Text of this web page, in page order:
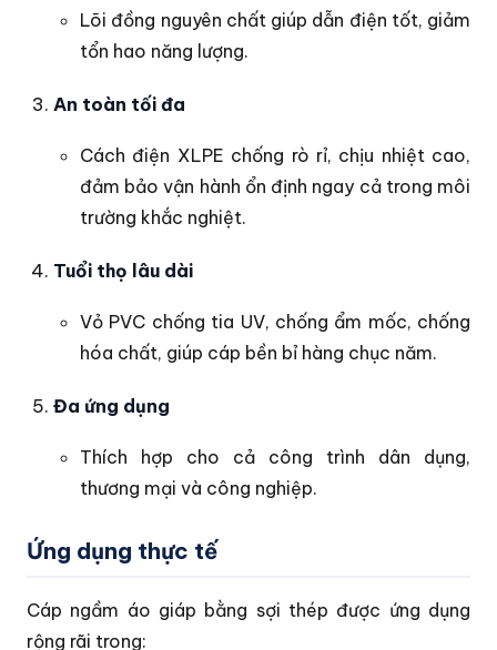
Lõi đồng nguyên chất giúp dẫn điện tốt, giảm
tổn hao năng lượng.
An toàn tối đa
Cách điện XLPE chống rò rỉ, chịu nhiệt cao,
đảm bảo vận hành ổn định ngay cả trong môi
trường khắc nghiệt.
Tuổi thọ lâu dài
Vỏ PVC chống tia UV, chống ẩm mốc, chống
hóa chất, giúp cáp bền bỉ hàng chục năm.
Đa ứng dụng
Thích hợp cho cả công trình dân dụng,
thương mại và công nghiệp.
Ứng dụng thực tế
Cáp ngầm áo giáp bằng sợi thép được ứng dụng
rộng rãi trong: